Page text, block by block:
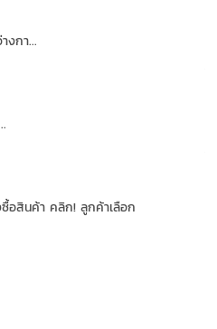
งกา...
อสินค้า คลิก! ลูกค้าเลือก